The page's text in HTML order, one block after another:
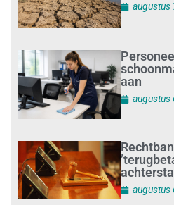
augustus
aan
augustus
augustus